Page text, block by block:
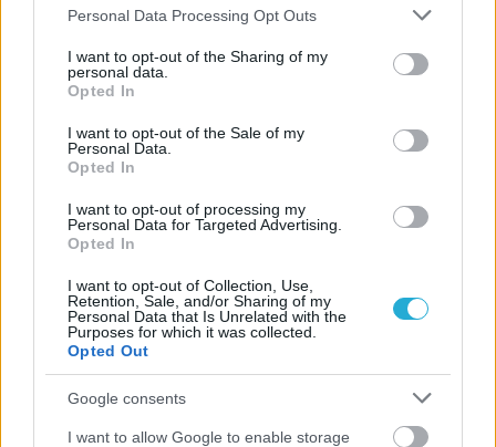
Please note that this website/app uses one or more Google
not limited to your visit or usage behaviour. You may click to
grant or deny consent to Google and its third-party tags to
use your data for below specified purposes in below Google
consent section.
Personal Data Processing Opt Outs
I want to opt-out of the Sharing of my
personal data.
Opted In
I want to opt-out of the Sale of my
Personal Data.
Opted In
I want to opt-out of processing my
Personal Data for Targeted Advertising.
Opted In
I want to opt-out of Collection, Use,
Retention, Sale, and/or Sharing of my
Personal Data that Is Unrelated with the
Purposes for which it was collected.
Opted Out
Google consents
I want to allow Google to enable storage
ΡΟΗ ΕΙΔΗΣΕΩΝ
Φοίνικας Σύρου: Ο Δεναξάς άμεσος συνεργάτης του
Χατζηαντωνίου
08/08/2026
Δείπνο της ΕΟΠΕ προς τιμήν του Ισίδωρου Κούβελου